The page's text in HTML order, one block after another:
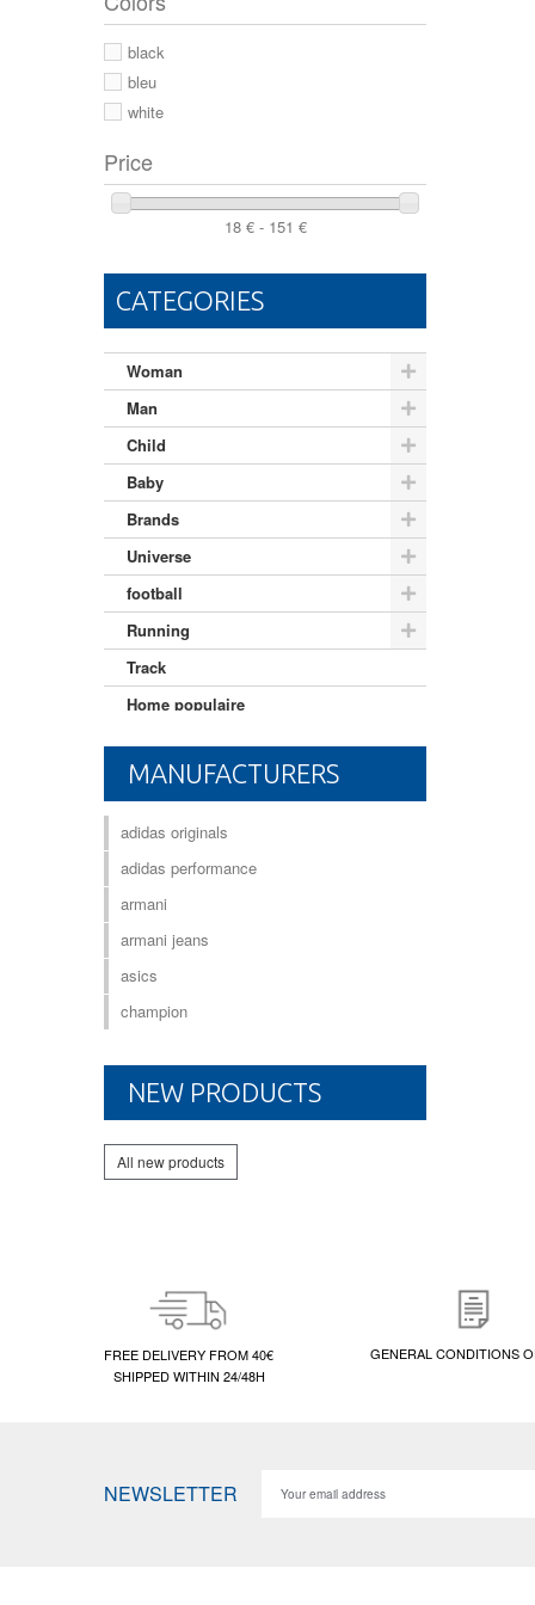
44 2/3
44
46
black
bleu
white
Price
18 € - 151 €
CATEGORIES
Woman
Man
Child
Baby
Brands
Universe
football
Running
Track
Home populaire
Mixte adulte
MANUFACTURERS
adidas originals
adidas performance
armani
armani jeans
asics
champion
NEW PRODUCTS
All new products
FREE DELIVERY FROM 40€
SHIPPED WITHIN 24/48H
GENERAL CONDITIONS
NEWSLETTER